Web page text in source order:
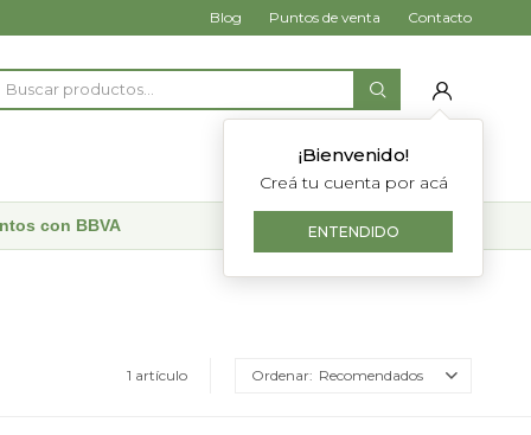
¡Bienvenido!
Creá tu cuenta por acá
ENTENDIDO
Blog Puntos de venta Contacto
con BBVA
1 artículo Recomendados